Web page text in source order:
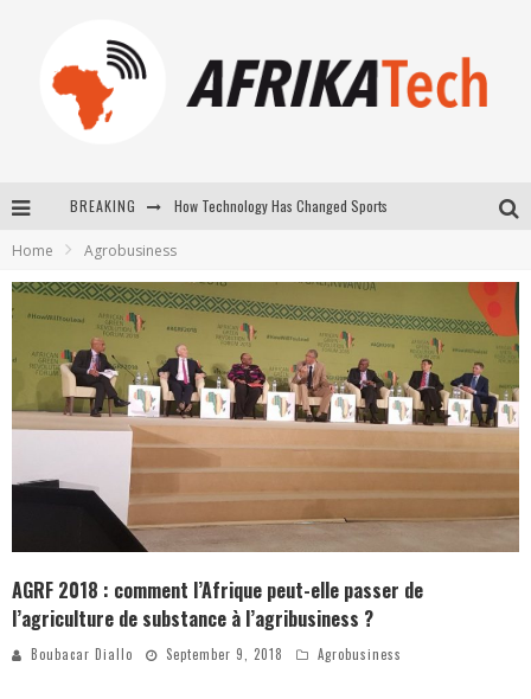
BREAKING
How Technology Has Changed Sports
Home Agrobusiness
AGRF 2018 : comment l’Afrique peut-elle passer de
l’agriculture de substance à l’agribusiness ?
Boubacar Diallo September 9, 2018 Agrobusiness